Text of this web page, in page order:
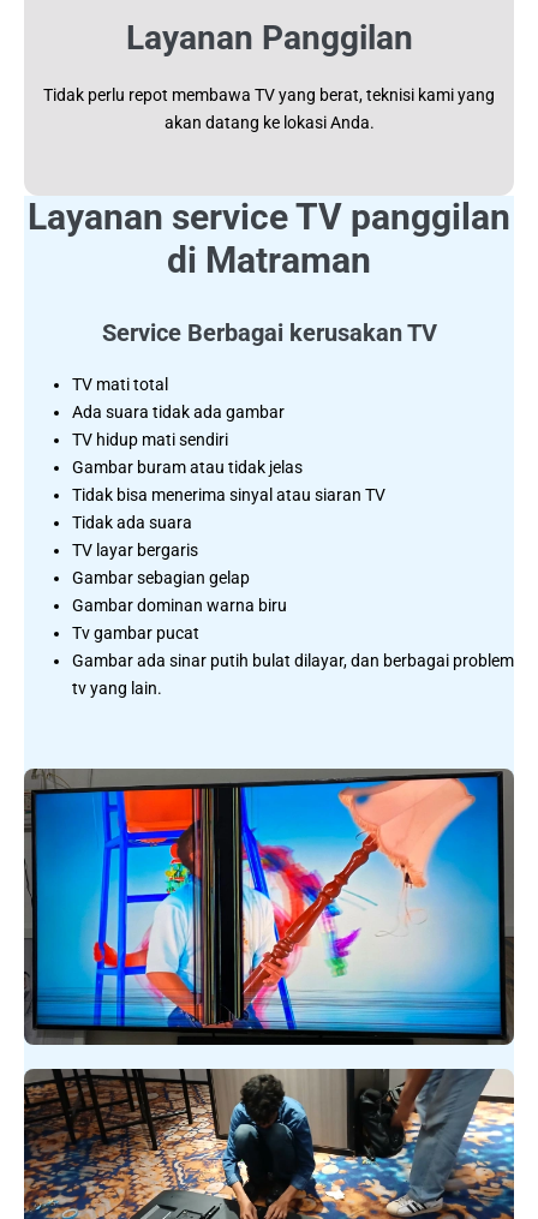
Layanan Panggilan
Tidak perlu repot membawa TV yang berat, teknisi kami yang
akan datang ke lokasi Anda.
Layanan service TV panggilan
di Matraman
Service Berbagai kerusakan TV
TV mati total
Ada suara tidak ada gambar
TV hidup mati sendiri
Gambar buram atau tidak jelas
Tidak bisa menerima sinyal atau siaran TV
Tidak ada suara
TV layar bergaris
Gambar sebagian gelap
Gambar dominan warna biru
Tv gambar pucat
Gambar ada sinar putih bulat dilayar, dan berbagai problem
tv yang lain.